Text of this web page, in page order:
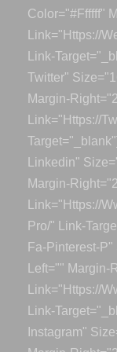
Color="#ffffff"
Link="https://
Link-
Twitter"
Margin-
Link="https://
Linkedin"
Margin-
Link="https://
Pro/" Link-
Fa-Pinterest-
Left=""
Link="https://
Link-
Instagram"